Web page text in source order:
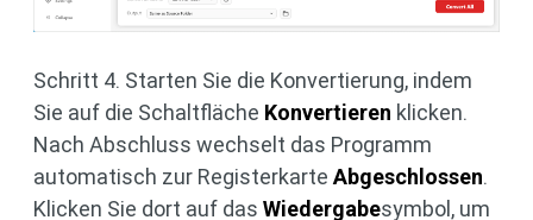
Schritt 4. Starten Sie die Konvertierung, indem
Sie auf die Schaltfläche Konvertieren klicken.
Nach Abschluss wechselt das Programm
automatisch zur RegisterkarteAbgeschlossen.
Klicken Sie dort auf das Wiedergabesymbol, um